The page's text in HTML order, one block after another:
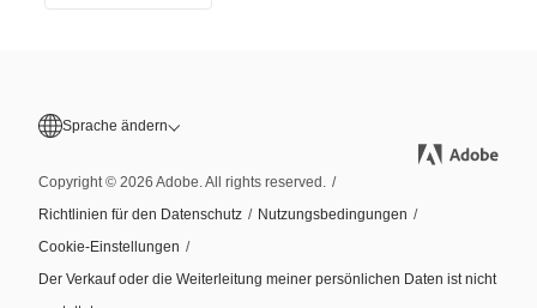
Sprache ändern
Copyright © 2026 Adobe. All rights reserved.
/
Richtlinien für den Datenschutz / Nutzungsbedingungen /
Cookie-Einstellungen /
Der Verkauf oder die Weiterleitung meiner persönlichen Daten ist nicht